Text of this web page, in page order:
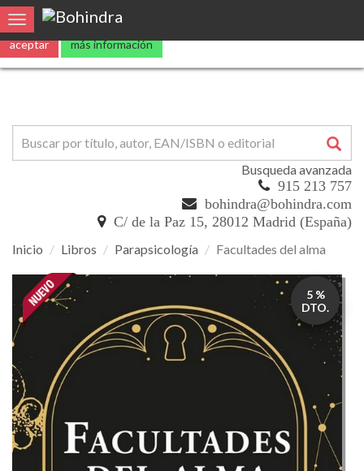
Utilizamoscookies propias y de terceros para mejorar nuestros
aceptar más información
Toggle navigation
Busqueda avanzada
915 213 757
bohindra@bohindra.com
C/ de la Paz 15, 28012 Madrid (España)
Facultades
del
alma
Psicología
de
los
fenómenos
ocultos
5 %
DTO.